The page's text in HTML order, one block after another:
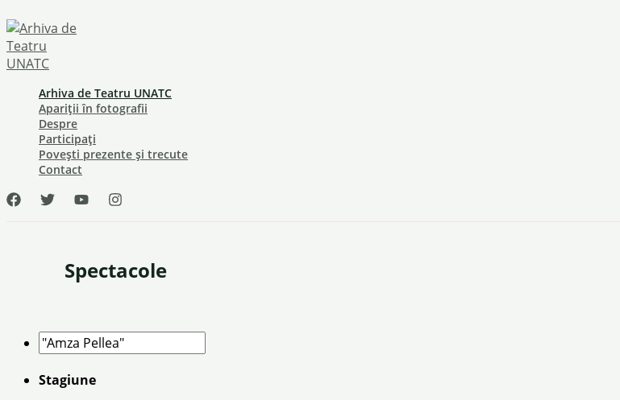
to
content
Arhiva de Teatru UNATC
Apariții în fotografii
Despre
Participați
Povești prezente și trecute
Contact
Spectacole
Stagiune